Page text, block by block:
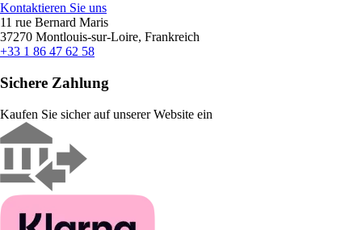
Kontaktieren Sie uns
11 rue Bernard Maris
37270 Montlouis-sur-Loire, Frankreich
+33 1 86 47 62 58
Sichere Zahlung
Kaufen Sie sicher auf unserer Website ein